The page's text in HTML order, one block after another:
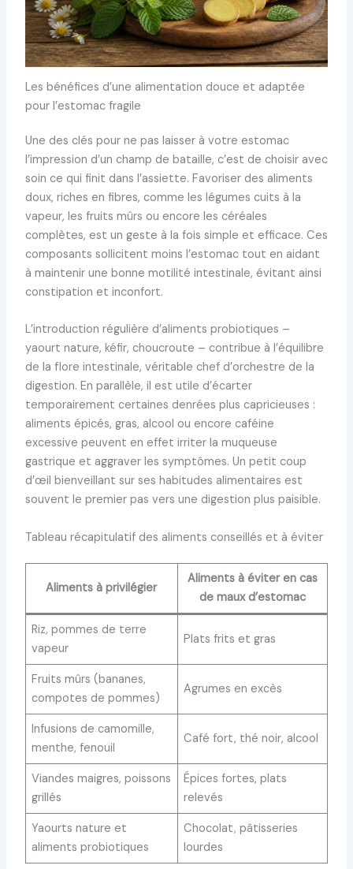
Les bénéfices d’une alimentation douce et adaptée
pour l’estomac fragile
Une des clés pour ne pas laisser à votre estomac
l’impression d’un champ de bataille, c’est de choisir avec
soin ce qui finit dans l’assiette. Favoriser des aliments
doux, riches en fibres, comme les légumes cuits à la
vapeur, les fruits mûrs ou encore les céréales
complètes, est un geste à la fois simple et efficace. Ces
composants sollicitent moins l’estomac tout en aidant
à maintenir une bonne motilité intestinale, évitant ainsi
constipation et inconfort.
L’introduction régulière d’aliments probiotiques –
yaourt nature, kéfir, choucroute – contribue à l’équilibre
de la flore intestinale, véritable chef d’orchestre de la
digestion. En parallèle, il est utile d’écarter
temporairement certaines denrées plus capricieuses :
aliments épicés, gras, alcool ou encore caféine
excessive peuvent en effet irriter la muqueuse
gastrique et aggraver les symptômes. Un petit coup
d’œil bienveillant sur ses habitudes alimentaires est
souvent le premier pas vers une digestion plus paisible.
Tableau récapitulatif des aliments conseillés et à éviter
Aliments à privilégier
Aliments à éviter en cas
de maux d’estomac
Riz, pommes de terre
vapeur
Plats frits et gras
Fruits mûrs (bananes,
compotes de pommes)
Agrumes en excès
Infusions de camomille,
menthe, fenouil
Café fort, thé noir, alcool
Viandes maigres, poissons
grillés
Épices fortes, plats
relevés
Yaourts nature et
aliments probiotiques
Chocolat, pâtisseries
lourdes